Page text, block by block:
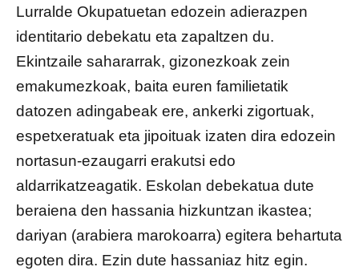
Lurralde Okupatuetan edozein adierazpen
identitario debekatu eta zapaltzen du.
Ekintzaile sahararrak, gizonezkoak zein
emakumezkoak, baita euren familietatik
datozen adingabeak ere, ankerki zigortuak,
espetxeratuak eta jipoituak izaten dira edozein
nortasun-ezaugarri erakutsi edo
aldarrikatzeagatik. Eskolan debekatua dute
beraiena den hassania hizkuntzan ikastea;
dariyan (arabiera marokoarra) egitera behartuta
egoten dira. Ezin dute hassaniaz hitz egin.